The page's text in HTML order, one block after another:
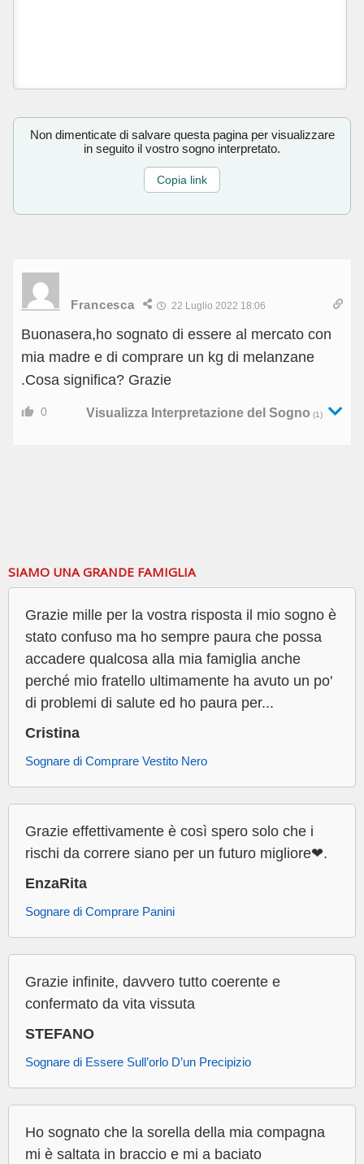
Non dimenticate di salvare questa pagina per visualizzare
in seguito il vostro sogno interpretato.
Copia link
Francesca 22 Luglio 2022 18:06
Buonasera,ho sognato di essere al mercato con
mia madre e di comprare un kg di melanzane
.Cosa significa? Grazie
0 Visualizza Interpretazione del Sogno (1)
SIAMO UNA GRANDE FAMIGLIA
Grazie mille per la vostra risposta il mio sogno è
stato confuso ma ho sempre paura che possa
accadere qualcosa alla mia famiglia anche
perché mio fratello ultimamente ha avuto un po'
di problemi di salute ed ho paura per...
Cristina
Sognare di Comprare Vestito Nero
Grazie effettivamente è così spero solo che i
rischi da correre siano per un futuro migliore❤.
EnzaRita
Sognare di Comprare Panini
Grazie infinite, davvero tutto coerente e
confermato da vita vissuta
STEFANO
Sognare di Essere Sull’orlo D’un Precipizio
Ho sognato che la sorella della mia compagna
mi è saltata in braccio e mi a baciato